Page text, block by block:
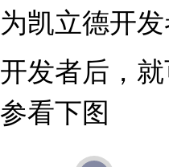
凯立德开
发者后，
看下图